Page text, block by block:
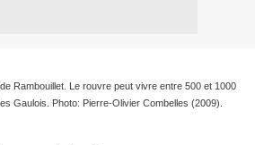
Rambouillet. Le rouvre peut vivre entre 500 et 1000
Gaulois. Photo: Pierre-Olivier Combelles (2009).